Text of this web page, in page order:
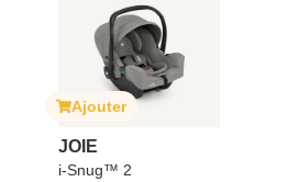
Ajouter
JOIE
i-Snug™ 2